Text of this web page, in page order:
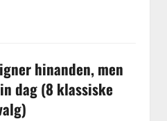
hinanden, men
dag (8 klassiske